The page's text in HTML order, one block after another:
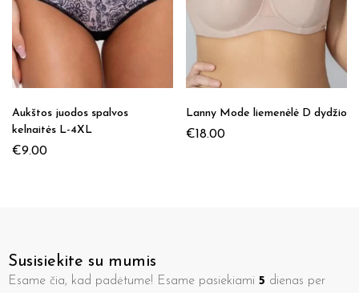
Aukštos juodos spalvos
kelnaitės L-4XL
€9.00
Lanny Mode liemenėlė D dydžio
€18.00
Susisiekite su mumis
Esame čia, kad padėtume! Esame pasiekiami 5 dienas per